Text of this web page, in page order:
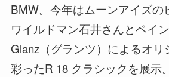
BMW。今年はムーンアイズの
ワイルドマン石井さんとペイ
Glanz（グランツ）によるオ
彩ったR 18 クラシックを展示